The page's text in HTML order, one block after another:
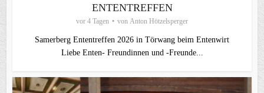
ENTENTREFFEN
vor 4 Tagen von Anton Hötzelsperger
Samerberg Ententreffen 2026 in Törwang beim Entenwirt
Liebe Enten- Freundinnen und -Freunde...